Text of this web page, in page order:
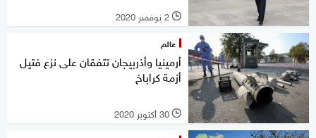
l 2 نوفمبر 2020
عالم
أرمينيا وأذربيجان تتفقان على نزع فتيل
أزمة كراباخ
l 30 أكتوبر 2020